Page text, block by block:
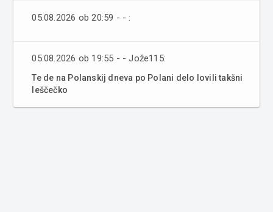
05.08.2026 ob 20:59 - - :
05.08.2026 ob 19:55 - - Jože115:
Te de na Polanskij dneva po Polani delo lovili takšni
leščečko